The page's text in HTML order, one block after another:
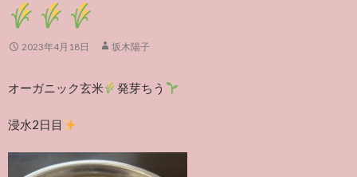
2023年4月18日 坂木陽子
オーガニック玄米 発芽ちう
浸水2日目